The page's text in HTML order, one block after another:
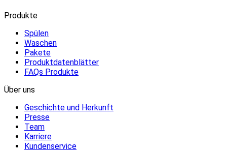
Produkte
Spülen
Waschen
Pakete
Produktdatenblätter
FAQs Produkte
Über uns
Geschichte und Herkunft
Presse
Team
Karriere
Kundenservice